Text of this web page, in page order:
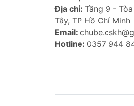
giúp bạn không
Theo dõi nhịp
Tính năng theo
chăm sóc sức
nghị để bạn cải
Địa chỉ: Tầng 9 -
Tây, TP Hồ Chí Minh
Email:
Hotline: 0357 944